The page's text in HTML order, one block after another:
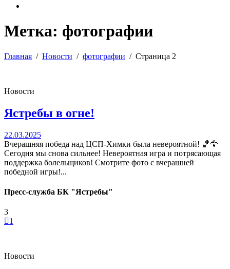
Метка: фотографии
Главная Новости фотографии Страница 2
Новости
Ястребы в огне!
22.03.2025
Вчерашняя победа над ЦСП-Химки была невероятной! 🏀🦅
Сегодня мы снова сильнее! Невероятная игра и потрясающая
поддержка болельщиков! Смотрите фото с вчерашней
победной игры!...
Пресс-служба БК "Ястребы"
3
1
Новости